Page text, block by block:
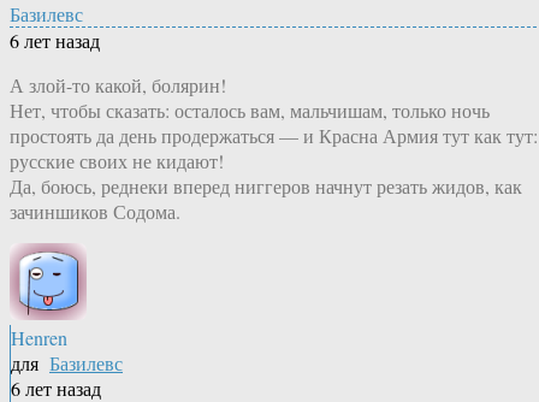
Базилевс
6 лет назад
А злой-то какой, болярин!
Нет, чтобы сказать: осталось вам, мальчишам, только ночь
простоять да день продержаться — и Красна Армия тут как тут:
русские своих не кидают!
Да, боюсь, реднеки вперед ниггеров начнут резать жидов, как
зачиншиков Содома.
Henren
для Базилевс
6 лет назад